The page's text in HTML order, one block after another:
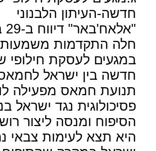
חדשה-העיתון הלבנוני
חלה התקדמות
במגעים לעסקת חילופי
חדשה בין ישראל
תנועת חמאס מפעילה
פסיכולוגית נגד ישראל
הסיפוח ומנסה ליצור
היא תצא לעימות צבאי